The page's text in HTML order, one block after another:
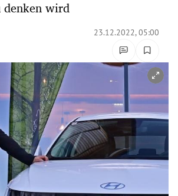
wird
23.12.2022, 05:00
schließen